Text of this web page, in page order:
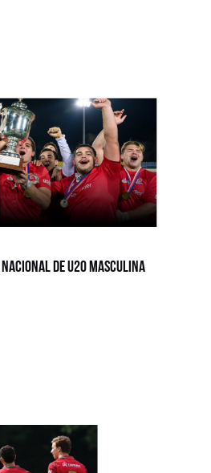
de U20 Masculina